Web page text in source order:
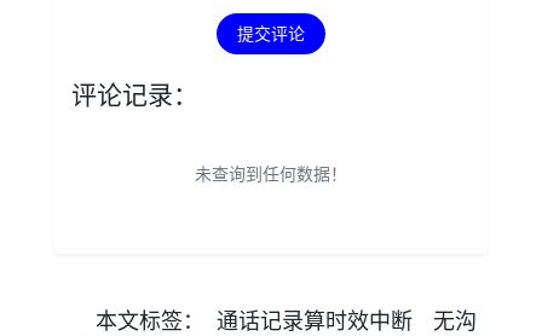
提交评论
评论记录：
未查询到任何数据！
本文标签： 通话记录算时效中断
无沟